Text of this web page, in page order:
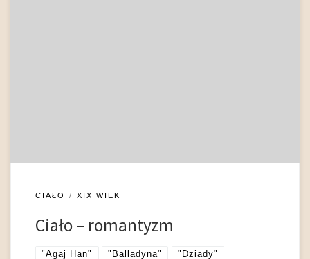
CIAŁO XIX WIEK
Ciało – romantyzm
"Agaj Han" "Balladyna" "Dziady"